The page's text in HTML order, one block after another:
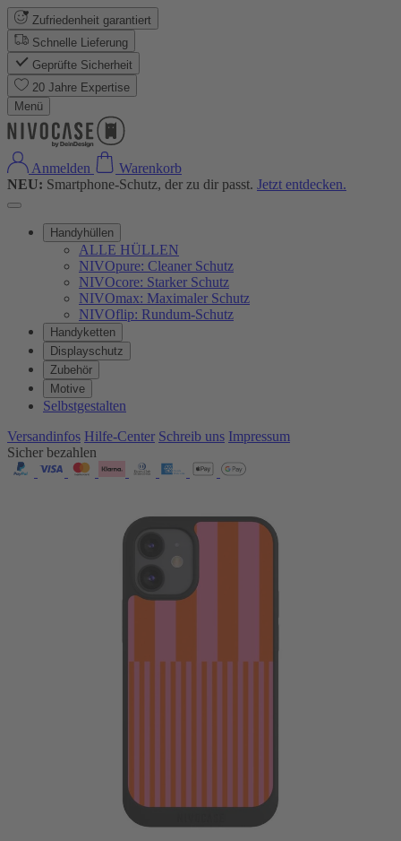
Zufriedenheit garantiert
Schnelle Lieferung
Geprüfte Sicherheit
20 Jahre Expertise
Menü
Anmelden
Warenkorb
NEU: Smartphone-Schutz, der zu dir passt. Jetzt entdecken.
Handyhüllen
ALLE HÜLLEN
NIVOpure: Cleaner Schutz
NIVOcore: Starker Schutz
NIVOmax: Maximaler Schutz
NIVOflip: Rundum-Schutz
Handyketten
Displayschutz
Zubehör
Motive
Selbstgestalten
Versandinfos Hilfe-Center Schreib uns Impressum
Sicher bezahlen